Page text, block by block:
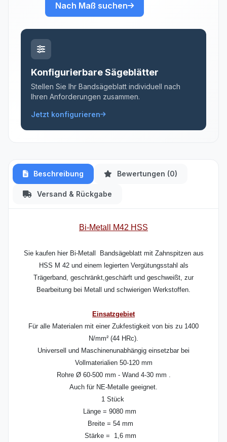
Nach Maß suchen
Konfigurierbare Sägeblätter
Stellen Sie Ihr Bandsägeblatt individuell nach
Ihren Anforderungen zusammen.
Jetzt konfigurieren
Beschreibung Bewertungen (0)
Versand & Rückgabe
Bi-Metall M42 HSS
Sie kaufen hier Bi-Metall Bandsägeblatt mit Zahnspitzen aus
HSS M 42 und einem legierten Vergütungsstahl als
Trägerband, geschränkt,geschärft und geschweißt, zur
Bearbeitung bei Metall und schwierigen Werkstoffen.
Einsatzgebiet
Für alle Materialen mit einer Zukfestigkeit von bis zu 1400
N/mm² (44 HRc).
Universell und Maschinenunabhängig einsetzbar bei
Vollmaterialien 50-120 mm
Rohre Ø 60-500 mm - Wand 4-30 mm .
Auch für NE-Metalle geeignet.
1 Stück
Länge = 9080 mm
Breite = 54 mm
Stärke = 1,6 mm